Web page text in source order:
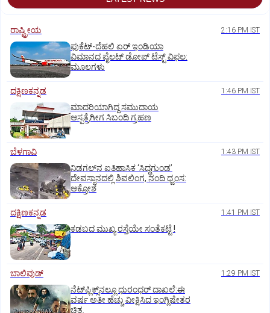
ರಾಷ್ಟ್ರೀಯ 2:16 PM IST
ಫುಕೆಟ್‌-ದೆಹಲಿ ಏರ್‌ ಇಂಡಿಯಾ
ವಿಮಾನದ ಪೈಲಟ್‌ ಡೋಪ್‌ ಟೆಸ್ಟ್‌ ವಿಫಲ:
ಮೂಲಗಳು
ದಕ್ಷಿಣಕನ್ನಡ 1:46 PM IST
ಮಾದರಿಯಾಗಿದ್ದ ಸಮುದಾಯ
ಆಸ್ಪತ್ರೆಗೀಗ ಸಿಬಂದಿ ಗ್ರಹಣ
ಬೆಳಗಾವಿ 1:43 PM IST
ನಿಡಗಲ್‌ನ ಐತಿಹಾಸಿಕ ‘ಸಿದ್ಧಗುಂಡ’
ದೇವಸ್ಥಾನದಲ್ಲಿ ಶಿವಲಿಂಗ, ನಂದಿ ಧ್ವಂಸ:
ಆಕ್ರೋಶ
ದಕ್ಷಿಣಕನ್ನಡ 1:41 PM IST
ಕಡಬದ ಮುಖ್ಯ ರಸ್ತೆಯೇ ಸಂತೆಕಟ್ಟೆ !
ಬಾಲಿವುಡ್‌ 1:29 PM IST
ನೆಟ್‌ಫ್ಲಿಕ್ಸ್‌ನಲ್ಲೂ ಧುರಂಧರ್‌ ದಾಖಲೆ:ಈ
ವರ್ಷ ಅತೀ ಹೆಚ್ಚು ವೀಕ್ಷಿಸಿದ ಇಂಗ್ಲಿಷೇತರ
ಚಿತ್ರ